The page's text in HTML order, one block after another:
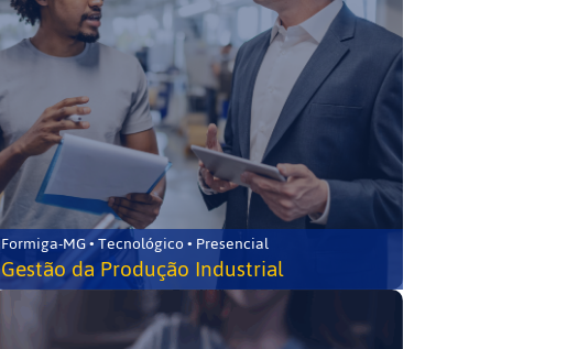
Formiga-MG • Tecnológico • Presencial
Gestão da Produção Industrial